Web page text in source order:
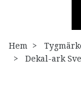
Hem
Dekal-ark